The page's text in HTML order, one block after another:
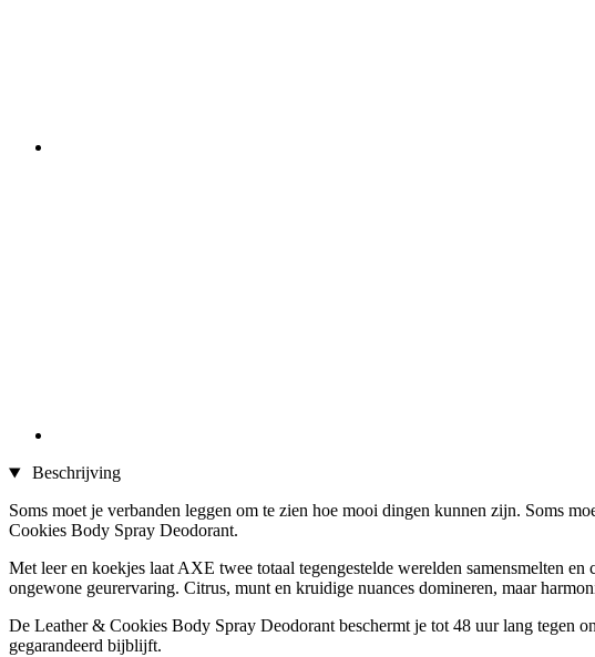
Beschrijving
Soms moet je verbanden leggen om te zien hoe mooi dingen kunnen zijn. Soms
Cookies Body Spray Deodorant.
Met leer en koekjes laat AXE twee totaal tegengestelde werelden samensmelten
ongewone geurervaring. Citrus, munt en kruidige nuances domineren, maar
De Leather & Cookies Body Spray Deodorant beschermt je tot 48 uur lang tegen
gegarandeerd bijblijft.